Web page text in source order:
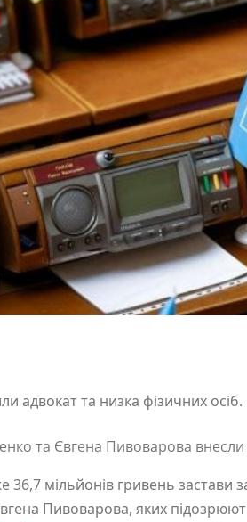
адвокат та низка фізичних осіб.
та Євгена Пивоварова
мільйонів гривень застави
Пивоварова, яких